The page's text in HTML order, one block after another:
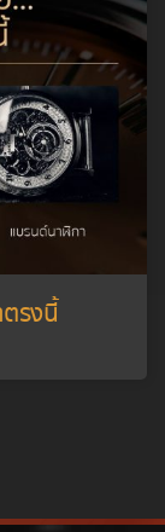
รงนี้